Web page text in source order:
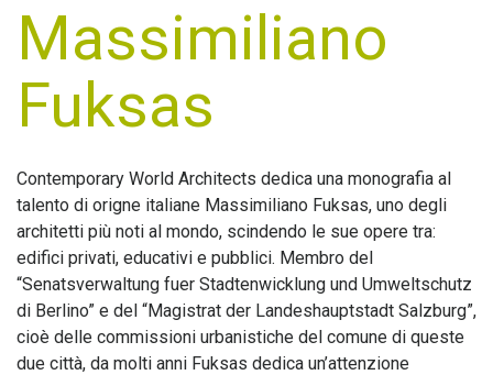
Massimiliano
Fuksas
Contemporary World Architects dedica una monografia al
talento di origne italiane Massimiliano Fuksas, uno degli
architetti più noti al mondo, scindendo le sue opere tra:
edifici privati, educativi e pubblici. Membro del
“Senatsverwaltung fuer Stadtenwicklung und Umweltschutz
di Berlino” e del “Magistrat der Landeshauptstadt Salzburg”,
cioè delle commissioni urbanistiche del comune di queste
due città, da molti anni Fuksas dedica un’attenzione